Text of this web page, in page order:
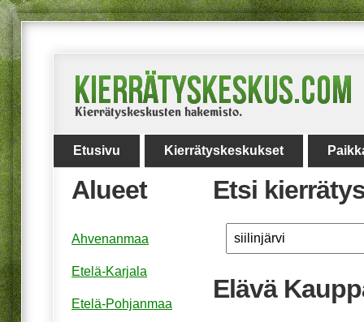
Etusivu Kierrätyskeskukset
Etsi
Elävä
Alueet
Ahvenanmaa
Etelä-Karjala
Etelä-Pohjanmaa